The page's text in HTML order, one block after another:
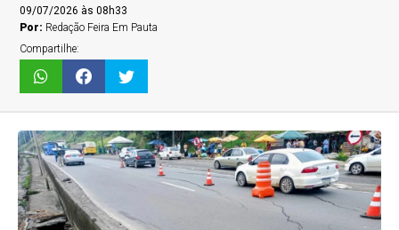
09/07/2026 às 08h33
Por: Redação Feira Em Pauta
Compartilhe: